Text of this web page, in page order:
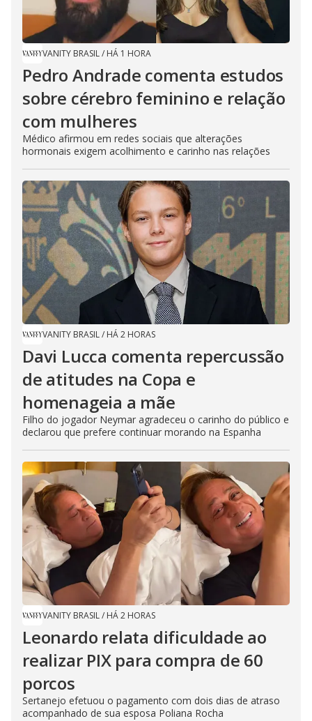
VANITY BRASIL/ HÁ 1 HORA
Pedro Andrade comenta estudos
sobre cérebro feminino e relação
com mulheres
Médico afirmou em redes sociais que alterações
hormonais exigem acolhimento e carinho nas relações
VANITY BRASIL/ HÁ 2 HORAS
Davi Lucca comenta repercussão
de atitudes na Copa e
homenageia a mãe
Filho do jogador Neymar agradeceu o carinho do público e
declarou que prefere continuar morando na Espanha
VANITY BRASIL/ HÁ 2 HORAS
Leonardo relata dificuldade ao
realizar PIX para compra de 60
porcos
Sertanejo efetuou o pagamento com dois dias de atraso
acompanhado de sua esposa Poliana Rocha